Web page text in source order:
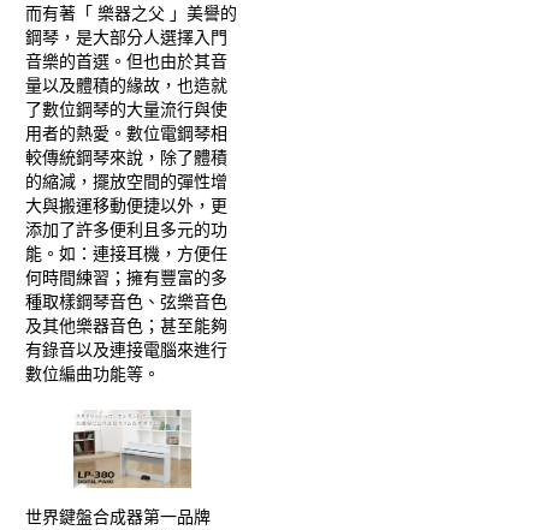
而有著「 樂器之父 」美譽的
鋼琴，是大部分人選擇入門
音樂的首選。但也由於其音
量以及體積的緣故，也造就
了數位鋼琴的大量流行與使
用者的熱愛。數位電鋼琴相
較傳統鋼琴來說，除了體積
的縮減，擺放空間的彈性增
大與搬運移動便捷以外，更
添加了許多便利且多元的功
能。如：連接耳機，方便任
何時間練習；擁有豐富的多
種取樣鋼琴音色、弦樂音色
及其他樂器音色；甚至能夠
有錄音以及連接電腦來進行
數位編曲功能等。
世界鍵盤合成器第一品牌